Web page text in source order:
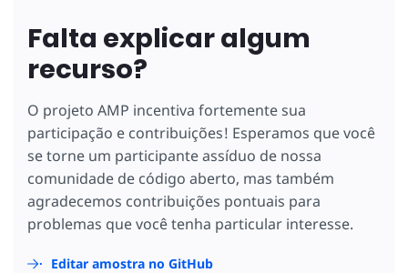
Falta explicar algum
recurso?
O projeto AMP incentiva fortemente sua
participação e contribuições! Esperamos que você
se torne um participante assíduo de nossa
comunidade de código aberto, mas também
agradecemos contribuições pontuais para
problemas que você tenha particular interesse.
Editar amostra no GitHub